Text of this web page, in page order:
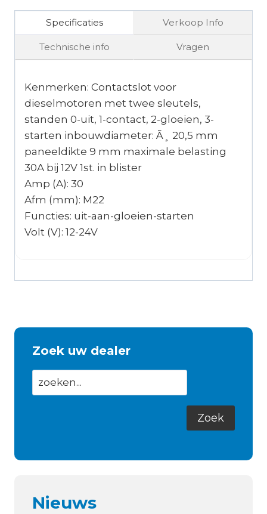
Specificaties Verkoop Info
Technische info Vragen
Kenmerken: Contactslot voor
dieselmotoren met twee sleutels,
standen 0-uit, 1-contact, 2-gloeien, 3-
starten inbouwdiameter: Ã¸ 20,5 mm
paneeldikte 9 mm maximale belasting
30A bij 12V 1st. in blister
Amp (A): 30
Afm (mm): M22
Functies: uit-aan-gloeien-starten
Volt (V): 12-24V
Zoek uw dealer
Nieuws